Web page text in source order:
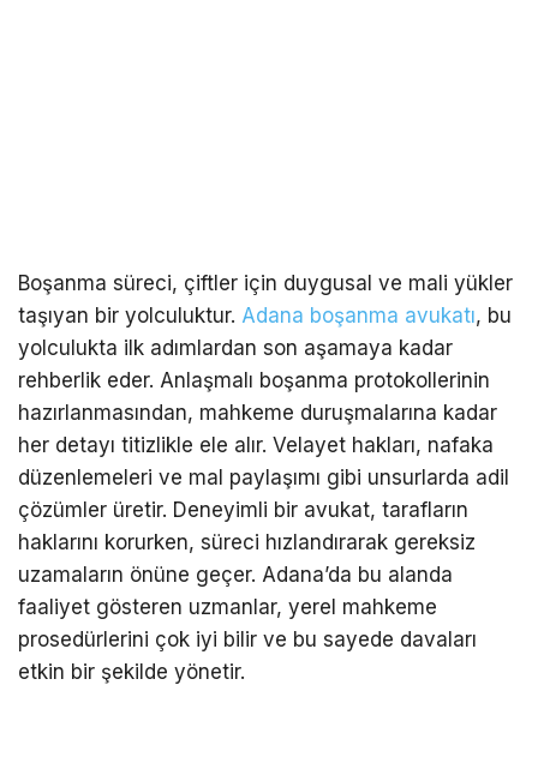
Boşanma süreci, çiftler için duygusal ve mali yükler
taşıyan bir yolculuktur. Adana boşanma avukatı, bu
yolculukta ilk adımlardan son aşamaya kadar
rehberlik eder. Anlaşmalı boşanma protokollerinin
hazırlanmasından, mahkeme duruşmalarına kadar
her detayı titizlikle ele alır. Velayet hakları, nafaka
düzenlemeleri ve mal paylaşımı gibi unsurlarda adil
çözümler üretir. Deneyimli bir avukat, tarafların
haklarını korurken, süreci hızlandırarak gereksiz
uzamaların önüne geçer. Adana’da bu alanda
faaliyet gösteren uzmanlar, yerel mahkeme
prosedürlerini çok iyi bilir ve bu sayede davaları
etkin bir şekilde yönetir.